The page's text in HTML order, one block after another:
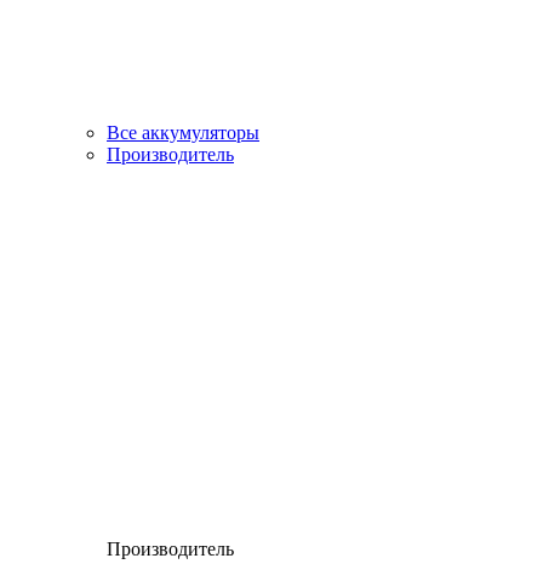
Все аккумуляторы
Производитель
Производитель